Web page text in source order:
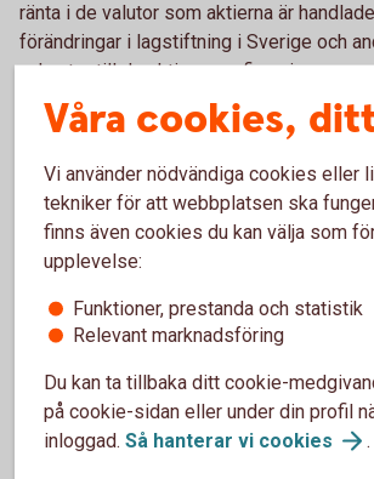
ränta i de valutor som aktierna är
förändringar i lagstiftning i Sverige och
anknyter till de aktier som finns i
För- och nackdelar med
Fördelar
En effektiv finansieringsform av aktie
Flexibel lösning som kan anpassas till
Administrativ förenkling.
Nackdelar
Våra cookies,
Vi använder nödvändiga cookies eller
tekniker för att webbplatsen ska
finns även cookies du kan välja som
upplevelse:
Funktioner, prestanda och statistik
Relevant marknadsföring
Du kan ta tillbaka ditt cookie-
på cookie-sidan eller under din profil
inloggad. Så hanterar vi cookies .